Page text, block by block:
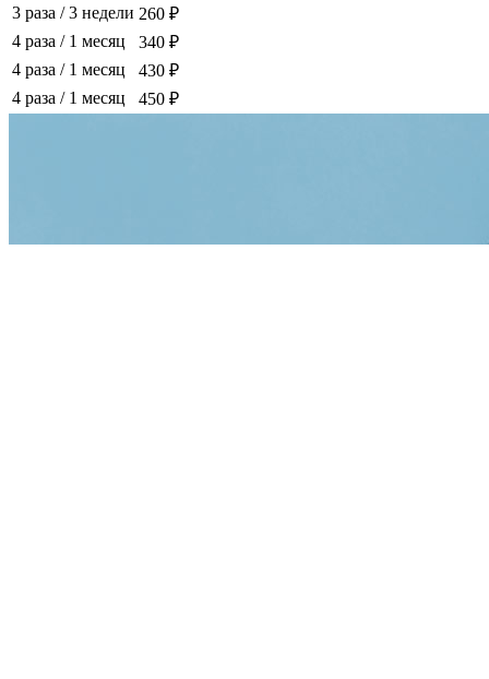
3 раза /3 недели 260 ₽
4 раза / 1 месяц
340 ₽
4 раза / 1 месяц
430 ₽
4 раза / 1 месяц 450 ₽